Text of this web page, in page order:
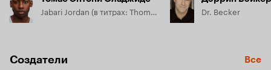
Dr. Becker
Создатели Все